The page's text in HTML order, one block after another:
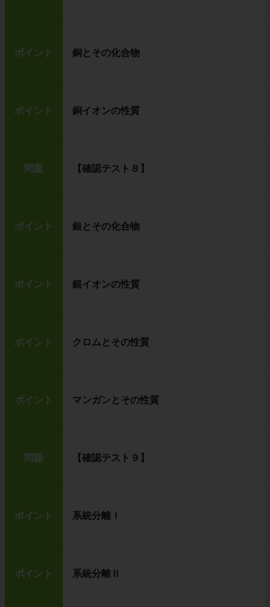
ポイント 銅とその化合物
ポイント 銅イオンの性質
問題 【確認テスト８】
ポイント 銀とその化合物
ポイント 銀イオンの性質
ポイント クロムとその性質
ポイント マンガンとその性質
問題 【確認テスト９】
ポイント 系統分離Ⅰ
ポイント 系統分離Ⅱ